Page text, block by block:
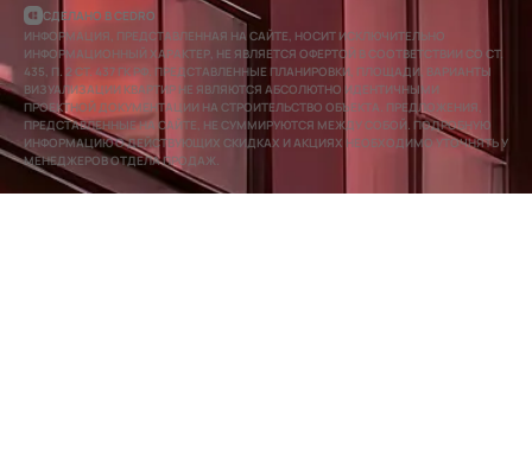
СДЕЛАНО В CEDRO
ИНФОРМАЦИЯ, ПРЕДСТАВЛЕННАЯ НА САЙТЕ, НОСИТ ИСКЛЮЧИТЕЛЬНО
ИНФОРМАЦИОННЫЙ ХАРАКТЕР, НЕ ЯВЛЯЕТСЯ ОФЕРТОЙ В СООТВЕТСТВИИ СО СТ.
435, П. 2 СТ. 437 ГК РФ. ПРЕДСТАВЛЕННЫЕ ПЛАНИРОВКИ, ПЛОЩАДИ, ВАРИАНТЫ
ВИЗУАЛИЗАЦИИ КВАРТИР НЕ ЯВЛЯЮТСЯ АБСОЛЮТНО ИДЕНТИЧНЫМИ
ПРОЕКТНОЙ ДОКУМЕНТАЦИИ НА СТРОИТЕЛЬСТВО ОБЪЕКТА. ПРЕДЛОЖЕНИЯ,
ПРЕДСТАВЛЕННЫЕ НА САЙТЕ, НЕ СУММИРУЮТСЯ МЕЖДУ СОБОЙ. ПОДРОБНУЮ
ИНФОРМАЦИЮ О ДЕЙСТВУЮЩИХ СКИДКАХ И АКЦИЯХ НЕОБХОДИМО УТОЧНЯТЬ У
МЕНЕДЖЕРОВ ОТДЕЛА ПРОДАЖ.